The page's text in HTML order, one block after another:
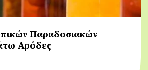
Παραδοσιακών
Αρόδες